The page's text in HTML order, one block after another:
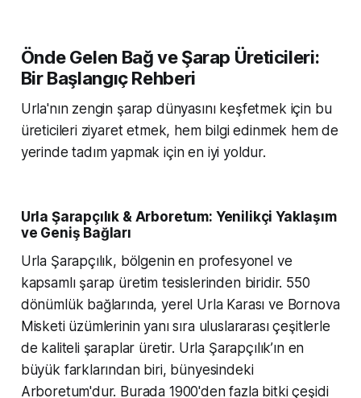
Önde Gelen Bağ ve Şarap Üreticileri:
Bir Başlangıç Rehberi
Urla'nın zengin şarap dünyasını keşfetmek için bu
üreticileri ziyaret etmek, hem bilgi edinmek hem de
yerinde tadım yapmak için en iyi yoldur.
Urla Şarapçılık & Arboretum: Yenilikçi Yaklaşım
ve Geniş Bağları
Urla Şarapçılık, bölgenin en profesyonel ve
kapsamlı şarap üretim tesislerinden biridir. 550
dönümlük bağlarında, yerel Urla Karası ve Bornova
Misketi üzümlerinin yanı sıra uluslararası çeşitlerle
de kaliteli şaraplar üretir. Urla Şarapçılık’ın en
büyük farklarından biri, bünyesindeki
Arboretum'dur. Burada 1900'den fazla bitki çeşidi